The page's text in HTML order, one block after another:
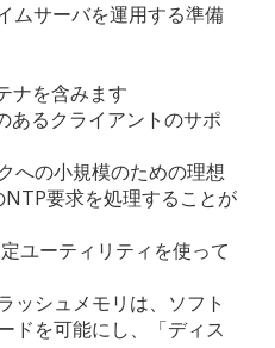
ムサーバを運用する準備
ナを含みます
あるクライアントのサポ
への小規模のための理想
要求を処理することが
ユーティリティを使って
ッシュメモリは、ソフト
ドを可能にし、「ディス